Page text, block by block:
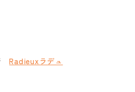
Radieuxラデュ